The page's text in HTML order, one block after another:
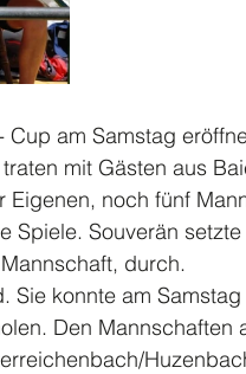
Cup am Samstag
mit Gästen aus
Eigenen, noch fünf
Spiele. Souverän
durch.
Sie konnte am
Den Mannschaften